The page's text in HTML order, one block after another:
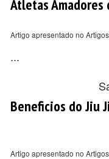
Atletas Amadores
Artigo apresentado no
...
Beneficios do Jiu
Artigo apresentado no